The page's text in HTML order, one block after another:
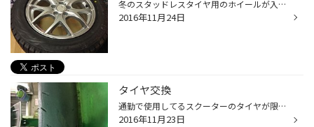
冬のスタッドレスタイヤ用のホイールが入荷しました！！ SSR GTV 03 17×7.0J 5/114.3+42 カラーはグレアシルバーです。 スタッドレスタイヤを履いても、なるべく今のスタイルは崩したくないってことでこちらのホイールにいたしました！！ スタッドレスでもカッコよく！！オシャレに！！スポーテ...
2016年11月24日
タイヤ交換
通勤で使用してるスクーターのタイヤが限界まできたんで タイヤ交換しました。 ここまで減ってくると、雨の日はさすがに、滑りまくりでした(^^;; ようやく安心して乗れます。 安全、安心の為に早めにタイヤ交換しましょう！
2016年11月23日